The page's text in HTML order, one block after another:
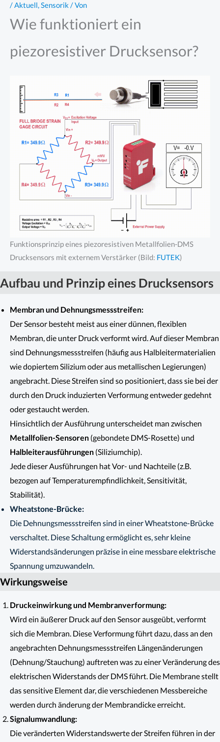
Zum
Inhalt
/Aktuell,Sensorik/ Von
Wie funktioniert ein
piezoresistiver Drucksensor?
Funktionsprinzip eines piezoresistiven Metallfolien-DMS
Drucksensors mit externem Verstärker (Bild: FUTEK)
Aufbau und Prinzipeines Drucksensors
Membran und Dehnungsmessstreifen:
Der Sensor besteht meist aus einer dünnen, flexiblen
Membran, die unter Druck verformt wird. Auf dieser Membran
sind Dehnungsmessstreifen (häufig aus Halbleitermaterialien
wie dopiertem Silizium oder aus metallischen Legierungen)
angebracht. Diese Streifen sind so positioniert, dass sie bei der
durch den Druck induzierten Verformung entweder gedehnt
oder gestaucht werden.
Hinsichtlich der Ausführung unterscheidet man zwischen
Metallfolien-Sensoren (gebondete DMS-Rosette) und
Halbleiterausführungen (Siliziumchip).
Jede dieser Ausführungen hat Vor- und Nachteile (z.B.
bezogen auf Temperaturempfindlichkeit, Sensitivität,
Stabilität).
Wheatstone-Brücke:
Die Dehnungsmessstreifen sind in einer Wheatstone-Brücke
verschaltet. Diese Schaltung ermöglicht es, sehr kleine
Widerstandsänderungen präzise in eine messbare elektrische
Spannung umzuwandeln.
Wirkungsweise
Druckeinwirkung und Membranverformung:
Wird ein äußerer Druck auf den Sensor ausgeübt, verformt
sich die Membran. Diese Verformung führt dazu, dass an den
angebrachten Dehnungsmessstreifen Längenänderungen
(Dehnung/Stauchung) auftreten was zu einer Veränderung des
elektrischen Widerstands der DMS führt. Die Membrane stellt
das sensitive Element dar, die verschiedenen Messbereiche
werden durch änderung der Membrandicke erreicht.
Signalumwandlung:
Die veränderten Widerstandswerte der Streifen führen in der